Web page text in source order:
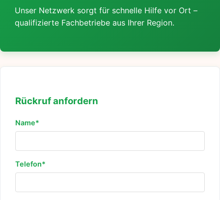
Unser Netzwerk sorgt für schnelle Hilfe vor Ort –
qualifizierte Fachbetriebe aus Ihrer Region.
Rückruf anfordern
Name*
Telefon*